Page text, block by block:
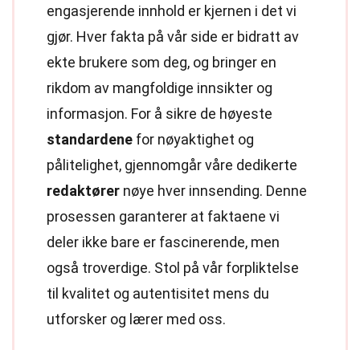
engasjerende innhold er kjernen i det vi
gjør. Hver fakta på vår side er bidratt av
ekte brukere som deg, og bringer en
rikdom av mangfoldige innsikter og
informasjon. For å sikre de høyeste
standardene for nøyaktighet og
pålitelighet, gjennomgår våre dedikerte
redaktører nøye hver innsending. Denne
prosessen garanterer at faktaene vi
deler ikke bare er fascinerende, men
også troverdige. Stol på vår forpliktelse
til kvalitet og autentisitet mens du
utforsker og lærer med oss.